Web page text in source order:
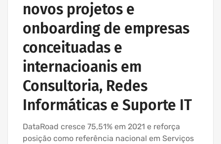
novos projetos e
onboarding de empresas
conceituadas e
internacioanis em
Consultoria, Redes
Informáticas e Suporte IT
DataRoad cresce 75,51% em 2021 e reforça
posição como referência nacional em Serviços